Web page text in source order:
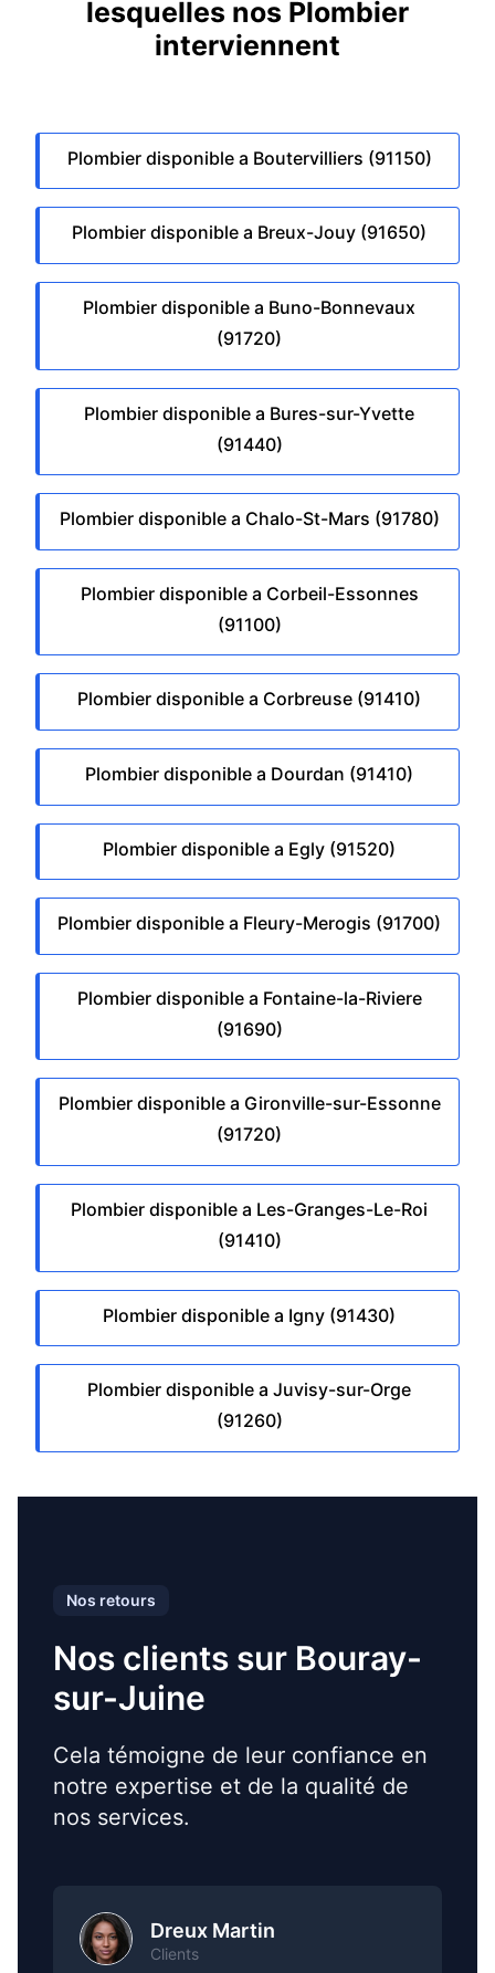
lesquelles nos Plombier
interviennent
Plombier disponible a Boutervilliers (91150)
Plombier disponible a Breux-Jouy (91650)
Plombier disponible a Buno-Bonnevaux
(91720)
Plombier disponible a Bures-sur-Yvette
(91440)
Plombier disponible a Chalo-St-Mars (91780)
Plombier disponible a Corbeil-Essonnes
(91100)
Plombier disponible a Corbreuse (91410)
Plombier disponible a Dourdan (91410)
Plombier disponible a Egly (91520)
Plombier disponible a Fleury-Merogis (91700)
Plombier disponible a Fontaine-la-Riviere
(91690)
Plombier disponible a Gironville-sur-Essonne
(91720)
Plombier disponible a Les-Granges-Le-Roi
(91410)
Plombier disponible a Igny (91430)
Plombier disponible a Juvisy-sur-Orge
(91260)
Nos retours
Nos clients sur Bouray-
sur-Juine
Cela témoigne de leur confiance en
notre expertise et de la qualité de
nos services.
Dreux Martin
Clients